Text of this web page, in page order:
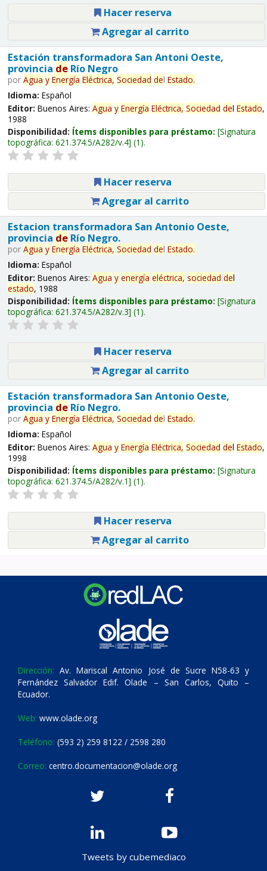
Hacer reserva
Agregar al carrito
Estación transformadora San Antoni Oeste,
provincia deRío Negro
por Agua y Energía Eléctrica, Sociedad del Estado.
Idioma: Español
Editor: Buenos Aires: Agua y Energía Eléctrica, Sociedad del Estado,
1988
Disponibilidad: Ítems disponibles para préstamo: Signatura
topográfica: 621.374.5/A282/v.4 (1).
Hacer reserva
Agregar al carrito
Estacion transformadora San Antonio Oeste,
provincia deRío Negro.
por Agua y Energía Eléctrica, Sociedad del Estado.
Idioma: Español
Editor: Buenos Aires: Agua y energía eléctrica, sociedad del
estado, 1988
Disponibilidad: Ítems disponibles para préstamo: Signatura
topográfica: 621.374.5/A282/v.3 (1).
Hacer reserva
Agregar al carrito
Estación transformadora San Antonio Oeste,
provincia deRío Negro.
por Agua y Energía Eléctrica, Sociedad del Estado.
Idioma: Español
Editor: Buenos Aires: Agua y Energía Eléctrica, Sociedad del Estado,
1998
Disponibilidad: Ítems disponibles para préstamo: Signatura
topográfica: 621.374.5/A282/v.1 (1).
Hacer reserva
Agregar al carrito
Dirección: Av. Mariscal Antonio José de Sucre N58-63 y
Fernández Salvador Edif. Olade – San Carlos, Quito –
Ecuador.
Web: www.olade.org
Teléfono: (593 2) 259 8122 / 2598 280
Correo: centro.documentacion@olade.org
Tweets by cubemediaco